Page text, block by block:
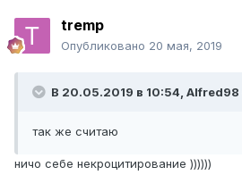
tremp
Опубликовано 20 мая, 2019
В 20.05.2019 в 10:54, Alfred98
так же считаю
ничо себе некроцитирование ))))))